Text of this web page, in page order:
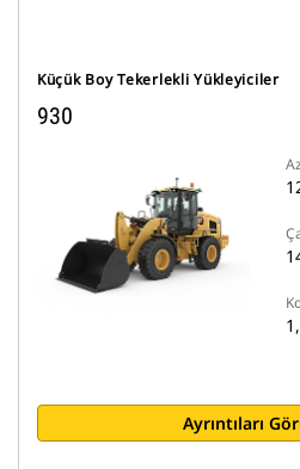
Küçük Boy Tekerlekli Yükleyiciler
930
Ayrıntıları